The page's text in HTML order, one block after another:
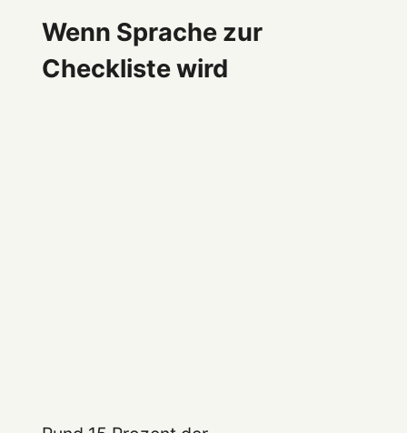
Wenn Sprache zur
Checkliste wird